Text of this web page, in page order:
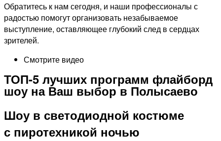
Обратитесь к нам сегодня, и наши профессионалы с
радостью помогут организовать незабываемое
выступление, оставляющее глубокий след в сердцах
зрителей.
Смотрите видео
ТОП-5 лучших программ флайборд
шоу на Ваш выбор в Полысаево
Шоу в светодиодной костюме
с пиротехникой ночью